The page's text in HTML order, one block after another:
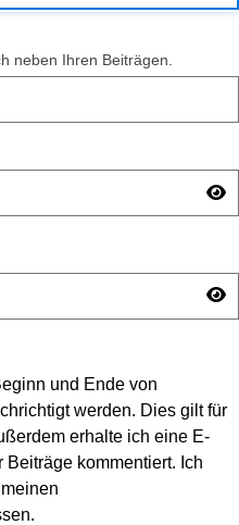
neben Ihren Beiträgen.
und Ende von
werden. Dies gilt für
erhalte ich eine E-
kommentiert. Ich